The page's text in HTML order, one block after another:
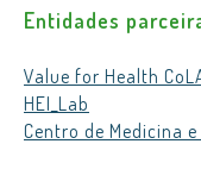
Entidades
Value for Health
HEI_Lab
Centro de Medicina